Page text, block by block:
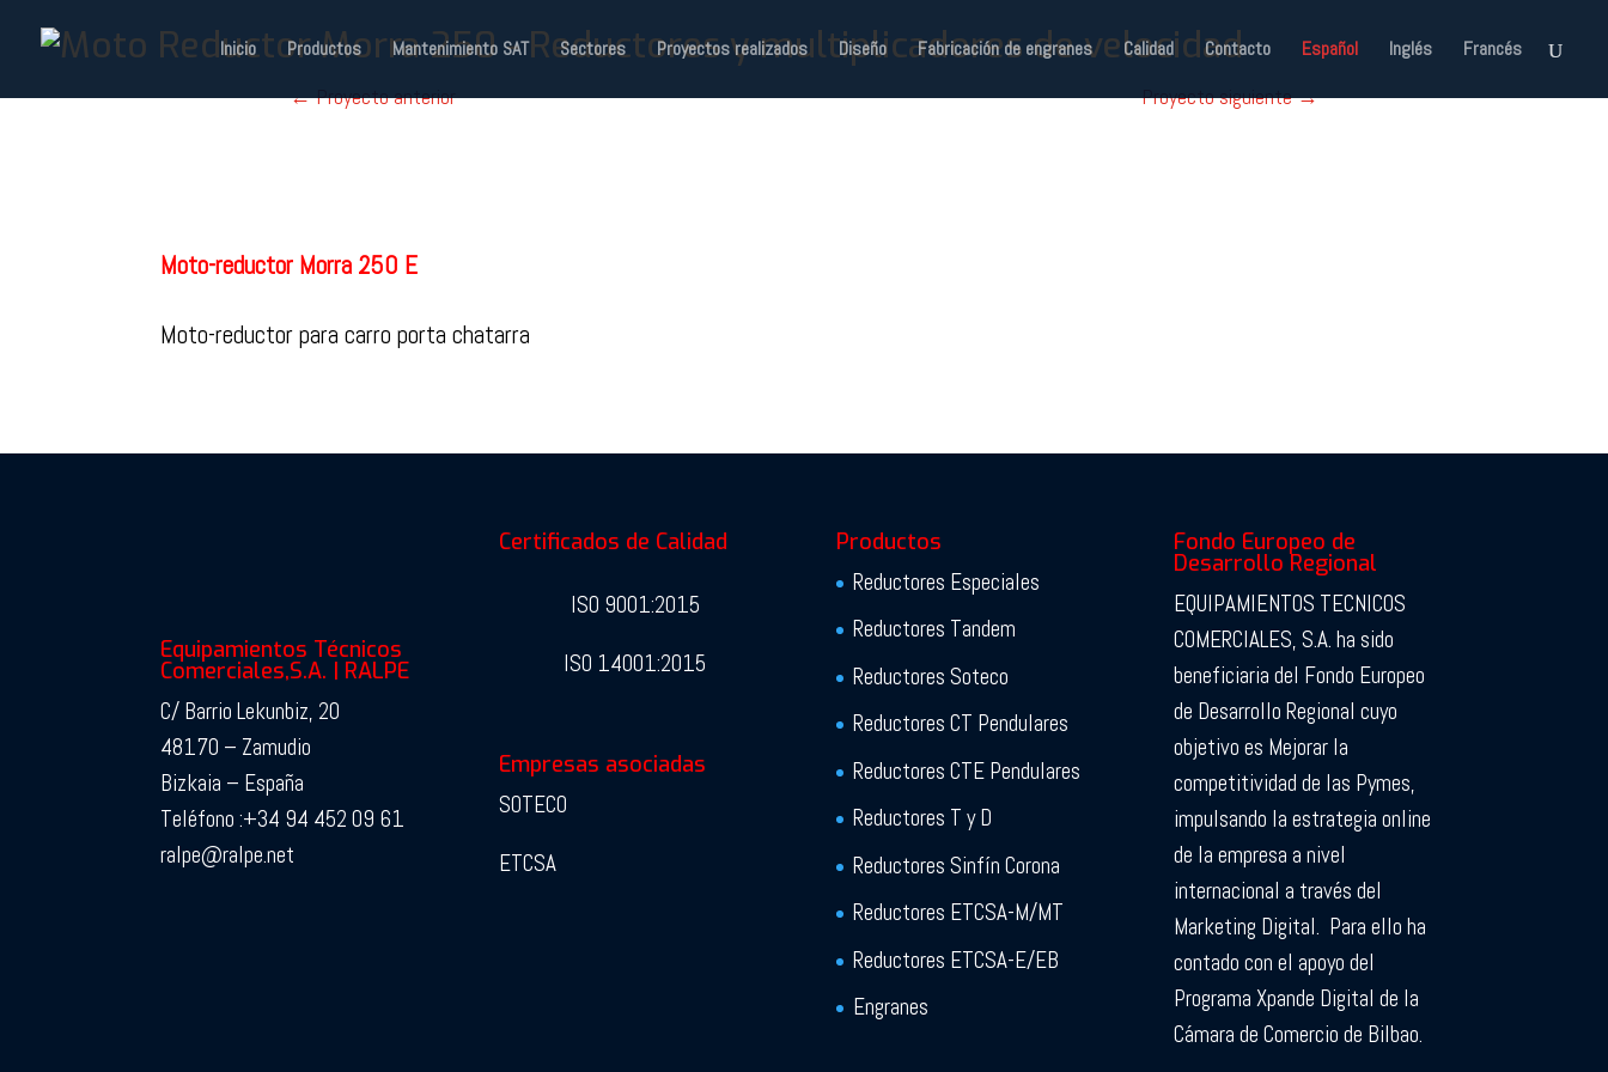
Inicio Productos Mantenimiento SAT Sectores Proyectos realizados Diseño Fabricación de engranes Calidad Contacto Español Inglés Francés
←Proyecto anterior Proyecto siguiente→
Moto-reductor Morra 250 E
Moto-reductor para carro porta chatarra
Equipamientos Técnicos
Comerciales,S.A. | RALPE
C/ Barrio Lekunbiz, 20
48170 – Zamudio
Bizkaia – España
Teléfono :+34 94 452 09 61
ralpe@ralpe.net
Certificados de Calidad
ISO 9001:2015
ISO 14001:2015
Empresas asociadas
SOTECO
ETCSA
Productos
Reductores Especiales
Reductores Tandem
Reductores Soteco
Reductores CT Pendulares
Reductores CTE Pendulares
Reductores T y D
Reductores Sinfín Corona
Reductores ETCSA-M/MT
Reductores ETCSA-E/EB
Engranes
Fondo Europeo de
Desarrollo Regional
EQUIPAMIENTOS TECNICOS
COMERCIALES, S.A. ha sido
beneficiaria del Fondo Europeo
de Desarrollo Regional cuyo
objetivo es Mejorar la
competitividad de las Pymes,
impulsando la estrategia online
de la empresa a nivel
internacional a través del
Marketing Digital. Para ello ha
contado con el apoyo del
Programa Xpande Digital de la
Cámara de Comercio de Bilbao.